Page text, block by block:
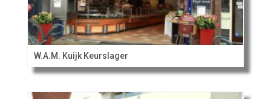
W.A.M. Kuijk Keurslager